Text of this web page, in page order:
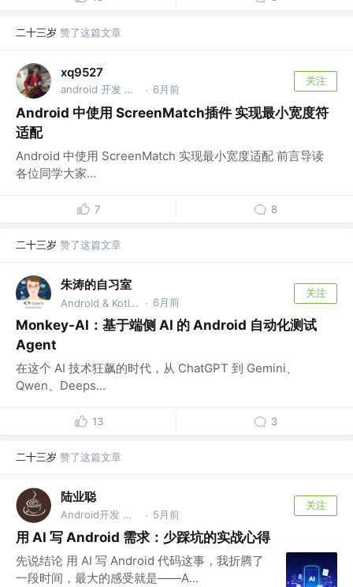
二十三岁 赞了这篇文章
xq9527
android 开发 @游戏公司 · 6月前
关注
Android 中使用 ScreenMatch插件 实现最小宽度符
适配
Android 中使用 ScreenMatch 实现最小宽度适配 前言导读
各位同学大家...
7 8
二十三岁 赞了这篇文章
朱涛的自习室
Android & Kotlin GDE @Munk AI · 6月前
关注
Monkey-AI：基于端侧 AI 的 Android 自动化测试
Agent
在这个 AI 技术狂飙的时代，从 ChatGPT 到 Gemini、
Qwen、Deeps...
13 3
二十三岁 赞了这篇文章
陆业聪
Android开发 @腾讯 · 5月前
关注
用 AI 写 Android 需求：少踩坑的实战心得
先说结论 用 AI 写 Android 代码这事，我折腾了
一段时间，最大的感受就是——A...